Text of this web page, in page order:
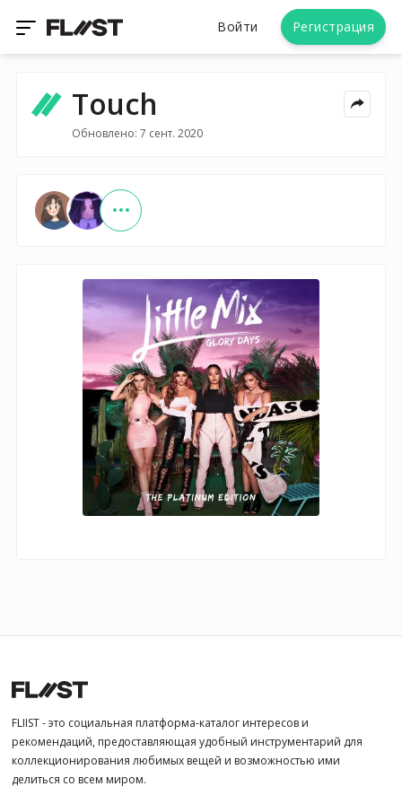
Войти Регистрация
Touch
Обновлено: 7 сент. 2020
FLIIST - это социальная платформа-каталог интересов и
рекомендаций, предоставляющая удобный инструментарий для
коллекционирования любимых вещей и возможностью ими
делиться со всем миром.